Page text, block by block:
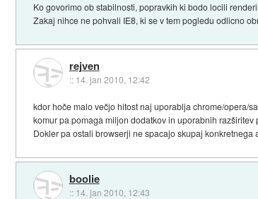
Ko govorimo ob stabilnosti, popravkih ki bodo locili
Zakaj nihce ne pohvali IE8, ki se v tem pogledu odlicno
rejven
:: 14. jan 2010, 12:42
kdor hoče malo večjo hitost naj uporablja chrome/opera/
komur pa pomaga miljon dodatkov in uporabnih
Dokler pa ostali browserji ne spacajo skupaj konkretnega
boolie
:: 14. jan 2010, 12:43